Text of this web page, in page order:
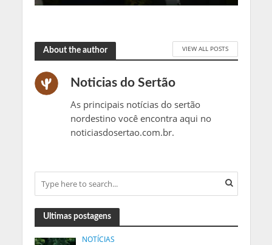
About the author VIEW ALL POSTS
Noticias do Sertão
As principais notícias do sertão
nordestino você encontra aqui no
noticiasdosertao.com.br.
Ultimas postagens
NOTÍCIAS